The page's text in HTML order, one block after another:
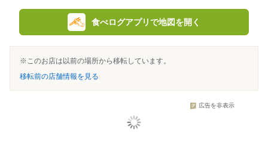
食べログアプリで地図を開く
※このお店は以前の場所から移転しています。
移転前の店舗情報を見る
広告を非表示